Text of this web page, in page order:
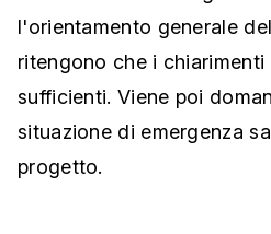
l'orientamento generale
ritengono che i
sufficienti. Viene poi
situazione di emergenza
progetto.